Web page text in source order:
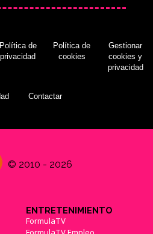
Política de
privacidad
Política de
cookies
Gestionar
cookies y
privacidad
Contactar
© 2010 - 2026
ENTRETENIMIENTO
FormulaTV